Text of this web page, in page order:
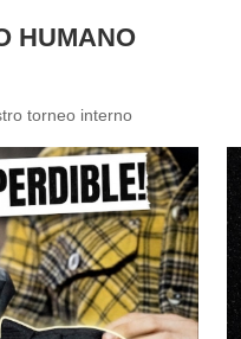
HUMANO
torneo interno